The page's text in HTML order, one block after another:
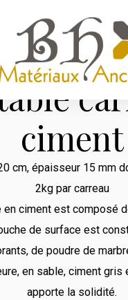
ciment
cm, épaisseur 15 mm
2kg par carreau
en ciment est composé
de surface est
de poudre de
en sable, ciment
apporte la solidité.